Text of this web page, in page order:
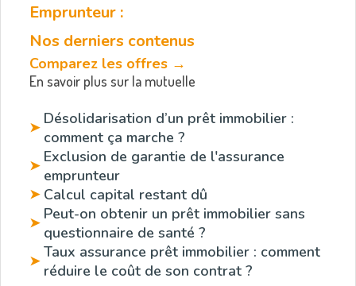
Emprunteur :
Nos derniers contenus
Comparez les offres →
En savoir plus sur la mutuelle
➤ Désolidarisation d’un prêt immobilier :
comment ça marche ?
➤ Exclusion de garantie de l'assurance
emprunteur
➤ Calcul capital restant dû
➤ Peut-on obtenir un prêt immobilier sans
questionnaire de santé ?
➤ Taux assurance prêt immobilier : comment
réduire le coût de son contrat ?